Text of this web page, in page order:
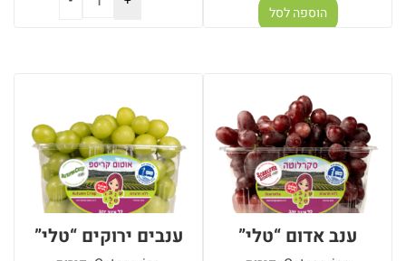
הוספה לסל
ענב אדום “טלי” ענבים ירוקים “טלי”